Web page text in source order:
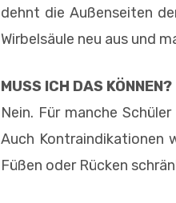
dehnt die Außenseiten
Wirbelsäule neu aus und
MUSS ICH DAS KÖNNEN?
Nein. Für manche
Auch Kontraindikationen
Füßen oder Rücken